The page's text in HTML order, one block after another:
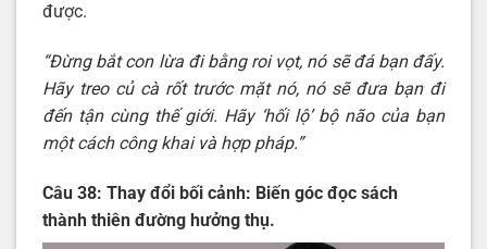
được.
“Đừng bắt con lừa đi bằng roi vọt, nó sẽ đá bạn đấy.
Hãy treo củ cà rốt trước mặt nó, nó sẽ đưa bạn đi
đến tận cùng thế giới. Hãy ‘hối lộ’ bộ não của bạn
một cách công khai và hợp pháp.”
Câu 38: Thay đổi bối cảnh: Biến góc đọc sách
thành thiên đường hưởng thụ.